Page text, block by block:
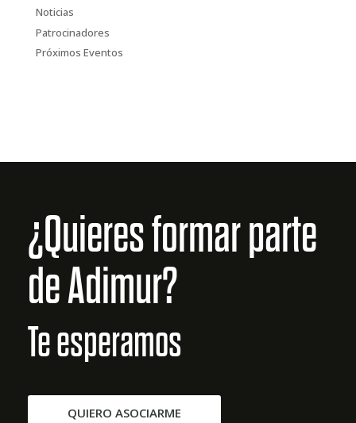
Noticias
Patrocinadores
Próximos Eventos
¿Quieres formar parte
de Adimur?
Te esperamos
QUIERO ASOCIARME